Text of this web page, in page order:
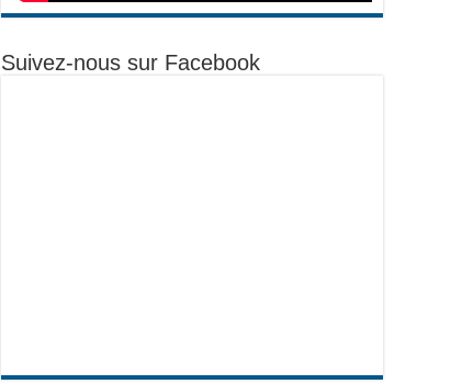
Suivez-nous sur Facebook